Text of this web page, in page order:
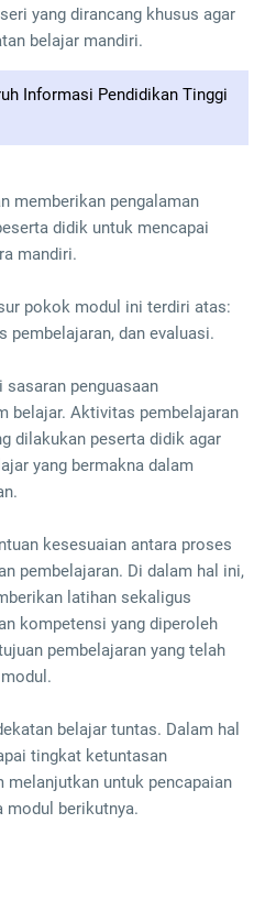
yang dirancang khusus agar
belajar mandiri.
Informasi Pendidikan Tinggi
memberikan pengalaman
didik untuk mencapai
mandiri.
pokok modul ini terdiri atas:
pembelajaran, dan evaluasi.
sasaran penguasaan
belajar. Aktivitas pembelajaran
dilakukan peserta didik agar
yang bermakna dalam
kesesuaian antara proses
pembelajaran. Di dalam hal ini,
latihan sekaligus
kompetensi yang diperoleh
pembelajaran yang telah
belajar tuntas. Dalam hal
tingkat ketuntasan
untuk pencapaian
modul berikutnya.